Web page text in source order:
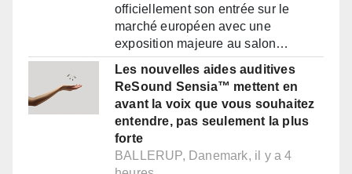
officiellement son entrée sur le
marché européen avec une
exposition majeure au salon…
Les nouvelles aides auditives
ReSound Sensia™ mettent en
avant la voix que vous souhaitez
entendre, pas seulement la plus
forte
BALLERUP, Danemark, il y a 4